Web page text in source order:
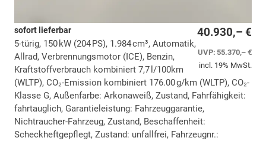
40.930,– €
UVP:55.370,– €
incl. 19% MwSt.
sofort lieferbar
5-türig, 150 kW (204 PS), 1.984 cm³, Automatik,
Allrad, Verbrennungsmotor (ICE), Benzin,
Kraftstoffverbrauch kombiniert 7,7 l/100km
(WLTP), CO₂-Emission kombiniert 176.00 g/km (WLTP), CO₂-
Klasse G, Außenfarbe: Arkonaweiß, Zustand, Fahrfähigkeit:
fahrtauglich, Garantieleistung: Fahrzeuggarantie,
Nichtraucher-Fahrzeug, Zustand, Beschaffenheit:
Scheckheftgepflegt, Zustand: unfallfrei, Fahrzeugnr.: